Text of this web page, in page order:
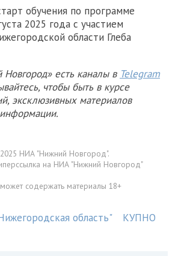
обучения по программе
2025 года с участием
области Глеба
есть каналы в Telegram
чтобы быть в курсе
эксклюзивных материалов
НИА "Нижний Новгород".
на НИА "Нижний Новгород"
содержать материалы 18+
область"
КУПНО